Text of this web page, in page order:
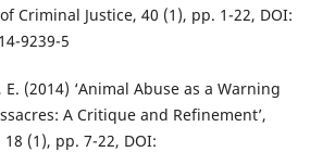
Criminal Justice, 40 (1), pp. 1-22, DOI:
9239-5
(2014) ‘Animal Abuse as a Warning
A Critique and Refinement’,
(1), pp. 7-22, DOI: